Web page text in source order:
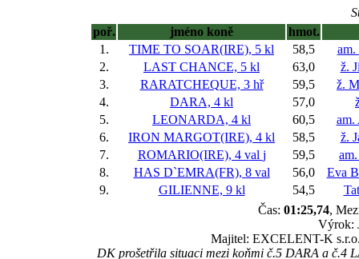
poř.
jméno koně
hmot.
1.
TIME TO SOAR(IRE), 5 kl 58,5
am.
2.
LAST CHANCE, 5 kl 63,0
ž.
3.
RARATCHEQUE, 3 hř 59,5
ž.
4.
DARA, 4 kl 57,0
5.
LEONARDA, 4 kl 60,5
am.
6.
IRON MARGOT(IRE), 4 kl 58,5
ž.
7.
ROMARIO(IRE), 4 val j 59,5
8.
HAS D`EMRA(FR), 8 val 56,0
Eva
9.
GILIENNE, 9 kl 54,5
Čas: 01:25,74,
Výrok:
Majitel: EXCELENT-K
DK prošetřila situaci mezi koňmi č.5 DARA a č.4